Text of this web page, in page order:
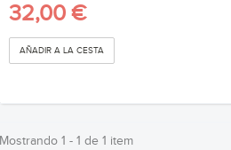
32,00 €
AÑADIR A LA CESTA
Mostrando 1 - 1 de 1 item